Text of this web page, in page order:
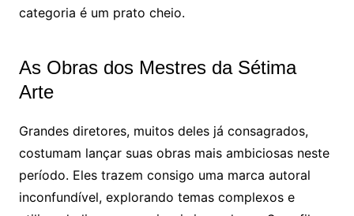
categoria é um prato cheio.
As Obras dos Mestres da Sétima
Arte
Grandes diretores, muitos deles já consagrados,
costumam lançar suas obras mais ambiciosas neste
período. Eles trazem consigo uma marca autoral
inconfundível, explorando temas complexos e